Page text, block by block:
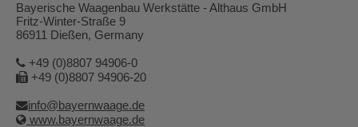
Bayerische Waagenbau Werkstätte - Althaus GmbH
Fritz-Winter-Straße 9
86911 Dießen, Germany
+49 (0)8807 94906-0
+49 (0)8807 94906-20
info@bayernwaage.de
www.bayernwaage.de